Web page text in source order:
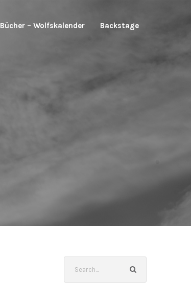
Bücher – Wolfskalender Backstage